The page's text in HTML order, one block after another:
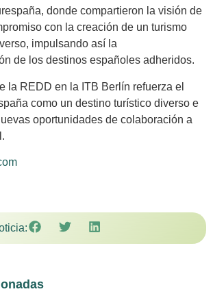
donde compartieron la visión de
con la creación de un turismo
impulsando así la
de los destinos españoles adheridos.
la REDD en la ITB Berlín refuerza el
como un destino turístico diverso e
oportunidades de colaboración a